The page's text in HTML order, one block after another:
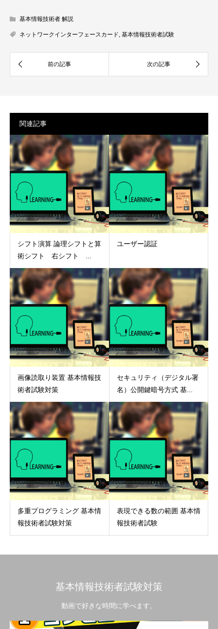
基本情報技術者 解説
ネットワークインターフェースカード, 基本情報技術者試験
関連記事
シフト演算 論理シフトと算
術シフト 右シフト ...
ユーザー認証
画像読取り装置 基本情報技
術者試験対策
セキュリティ（デジタル署
名）公開鍵暗号方式 基...
多重プログラミング 基本情
報技術者試験対策
表現できる数の範囲 基本情
報技術者試験
基本情報技術者試験対策
動画で好きな時間に学べます。